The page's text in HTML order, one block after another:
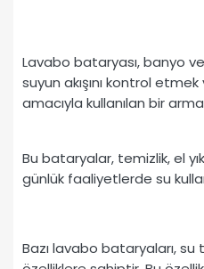
Lavabo bataryası, banyo
suyun akışını kontrol etmek
amacıyla kullanılan bir
Bu bataryalar, temizlik, el
günlük faaliyetlerde su
Bazı lavabo bataryaları,